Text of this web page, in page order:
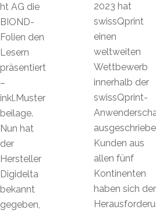
2023 hat
swissQprint
einen
weltweiten
Wettbewerb
innerhalb der
swissQprint-
Kunden aus
allen fünf
Kontinenten
haben sich der
ht AG die
BIOND-
Folien den
Lesern
präsentiert
–
inkl.Muster
beilage.
Nun hat
der
Hersteller
Digidelta
bekannt
gegeben,